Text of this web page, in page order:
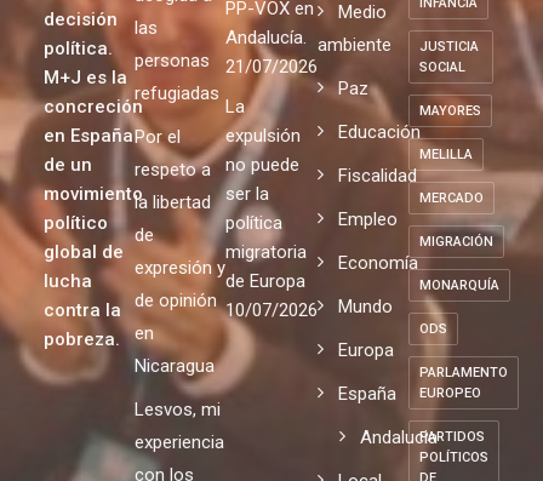
decisión
política.
M+J es la
concreción
en España
de un
movimiento
político
global de
lucha
contra la
pobreza.
las
personas
refugiadas
Por el
respeto a
la libertad
de
expresión y
de opinión
en
Nicaragua
Lesvos, mi
experiencia
con los
PP-VOX en
Andalucía.
21/07/2026
La
expulsión
no puede
ser la
política
migratoria
de Europa
10/07/2026
Medio
ambiente
Paz
Educación
Fiscalidad
Empleo
Economía
Mundo
Europa
España
Andalucia
JUSTICIA
SOCIAL
MAYORES
MELILLA
MERCADO
MIGRACIÓN
MONARQUÍA
ODS
PARLAMENTO
EUROPEO
PARTIDOS
POLÍTICOS